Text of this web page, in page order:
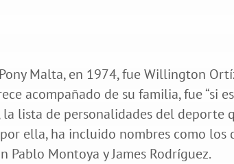
Malta, en 1974, fue Willington
acompañado de su familia, fue “si es
la lista de personalidades del deporte
ella, ha incluido nombres como los
Pablo Montoya y James Rodríguez.